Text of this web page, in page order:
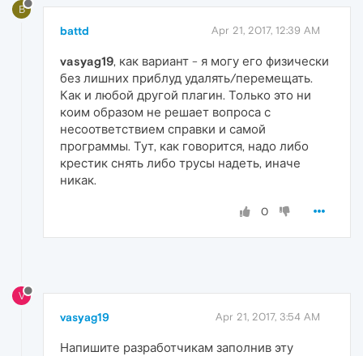
B
battd Apr 21, 2017, 12:39 AM
vasyag19, как вариант - я могу его физически
без лишних приблуд удалять/перемещать.
Как и любой другой плагин. Только это ни
коим образом не решает вопроса с
несоответствием справки и самой
программы. Тут, как говорится, надо либо
крестик снять либо трусы надеть, иначе
никак.
0
V
vasyag19 Apr 21, 2017, 3:54 AM
Напишите разработчикам заполнив эту